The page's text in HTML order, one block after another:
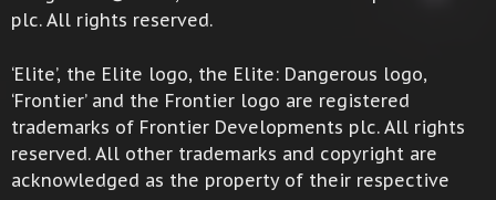
plc. All rights reserved.
‘Elite’, the Elite logo, the Elite: Dangerous logo,
‘Frontier’ and the Frontier logo are registered
trademarks of Frontier Developments plc. All rights
reserved. All other trademarks and copyright are
acknowledged as the property of their respective